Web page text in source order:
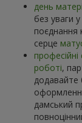
день матері
без уваги
поєднання
серце
професійні
роботі,
додавайте
дамський